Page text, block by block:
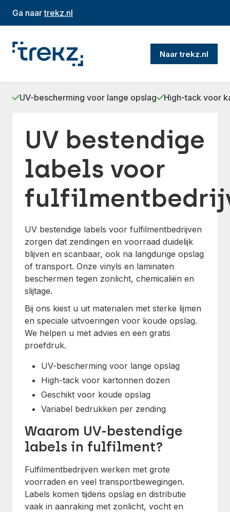
Ga naartrekz.nl
Naar trekz.nl
UV-bescherming voor lange opslag High-tack voor
UV bestendige
labels voor
UV bestendige labels voor fulfilmentbedrijven
zorgen dat zendingen en voorraad duidelijk
blijven en scanbaar, ook na langdurige opslag
of transport. Onze vinyls en laminaten
beschermen tegen zonlicht, chemicaliën en
slijtage.
Bij ons kiest u uit materialen met sterke lijmen
en speciale uitvoeringen voor koude opslag.
We helpen u met advies en een gratis
proefdruk.
UV-bescherming voor lange opslag
High-tack voor kartonnen dozen
Geschikt voor koude opslag
Variabel bedrukken per zending
Waarom UV-bestendige
labels in fulfilment?
Fulfilmentbedrijven werken met grote
voorraden en veel transportbewegingen.
Labels komen tijdens opslag en distributie
vaak in aanraking met zonlicht, vocht en